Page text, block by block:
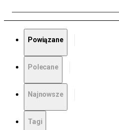
Powiązane
Polecane
Najnowsze
Tagi